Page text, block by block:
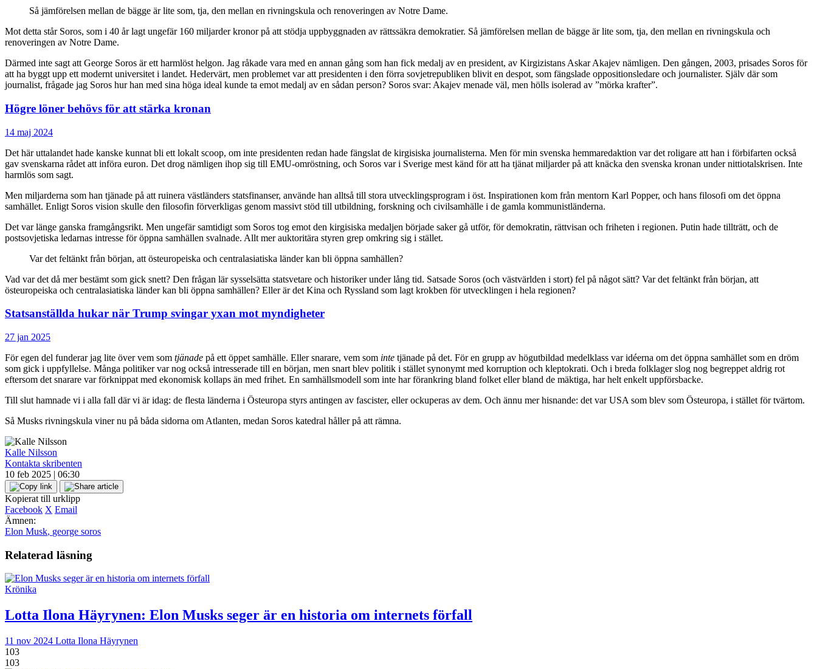
Så jämförelsen mellan de bägge är lite som, tja, den mellan en rivningskula och renoveringen av Notre Dame.
Mot detta står Soros, som i 40 år lagt ungefär 160 miljarder kronor på att stödja uppbyggnaden av rättssäkra demokratier. Så jämförelsen mellan de bägge är lite som, tja, den mellan en rivningskula och
renoveringen av Notre Dame.
Därmed inte sagt att George Soros är ett harmlöst helgon. Jag råkade vara med en annan gång som han fick medalj av en president, av Kirgizistans Askar Akajev nämligen. Den gången, 2003, prisades Soros för
att ha byggt upp ett modernt universitet i landet. Hedervärt, men problemet var att presidenten i den förra sovjetrepubliken blivit en despot, som fängslade oppositionsledare och journalister. Själv där som
journalist, frågade jag Soros hur han med sina höga ideal kunde ta emot medalj av en sådan person? Soros svar: Akajev menade väl, men hölls isolerad av ”mörka krafter”.
Högre löner behövs för att stärka kronan
14 maj 2024
Det här uttalandet hade kanske kunnat bli ett lokalt scoop, om inte presidenten redan hade fängslat de kirgisiska journalisterna. Men för min svenska hemmaredaktion var det roligare att han i förbifarten också
gav svenskarna rådet att införa euron. Det drog nämligen ihop sig till EMU-omröstning, och Soros var i Sverige mest känd för att ha tjänat miljarder på att knäcka den svenska kronan under nittiotalskrisen. Inte
harmlös som sagt.
Men miljarderna som han tjänade på att ruinera västländers statsfinanser, använde han alltså till stora utvecklingsprogram i öst. Inspirationen kom från mentorn Karl Popper, och hans filosofi om det öppna
samhället. Enligt Soros vision skulle den filosofin förverkligas genom massivt stöd till utbildning, forskning och civilsamhälle i de gamla kommunistländerna.
Det var länge ganska framgångsrikt. Men ungefär samtidigt som Soros tog emot den kirgisiska medaljen började saker gå utför, för demokratin, rättvisan och friheten i regionen. Putin hade tillträtt, och de
postsovjetiska ledarnas intresse för öppna samhällen svalnade. Allt mer auktoritära styren grep omkring sig i stället.
Var det feltänkt från början, att östeuropeiska och centralasiatiska länder kan bli öppna samhällen?
Vad var det då mer bestämt som gick snett? Den frågan lär sysselsätta statsvetare och historiker under lång tid. Satsade Soros (och västvärlden i stort) fel på något sätt? Var det feltänkt från början, att
östeuropeiska och centralasiatiska länder kan bli öppna samhällen? Eller är det Kina och Ryssland som lagt krokben för utvecklingen i hela regionen?
Statsanställda hukar när Trump svingar yxan mot myndigheter
27 jan 2025
För egen del funderar jag lite över vem som tjänade på ett öppet samhälle. Eller snarare, vem som inte tjänade på det. För en grupp av högutbildad medelklass var idéerna om det öppna samhället som en dröm
som gick i uppfyllelse. Många politiker var nog också intresserade till en början, men snart blev politik i stället synonymt med korruption och kleptokrati. Och i breda folklager slog nog begreppet aldrig rot
eftersom det snarare var förknippat med ekonomisk kollaps än med frihet. En samhällsmodell som inte har förankring bland folket eller bland de mäktiga, har helt enkelt uppförsbacke.
Till slut hamnade vi i alla fall där vi är idag: de flesta länderna i Östeuropa styrs antingen av fascister, eller ockuperas av dem. Och ännu mer hisnande: det var USA som blev som Östeuropa, i stället för tvärtom.
Så Musks rivningskula viner nu på båda sidorna om Atlanten, medan Soros katedral håller på att rämna.
Kalle Nilsson
Kontakta skribenten
10 feb 2025 | 06:30
Kopierat till urklipp
Facebook X Email
Ämnen:
Elon Musk, george soros
Relaterad läsning
Krönika
Lotta Ilona Häyrynen: Elon Musks seger är en historia om internets förfall
11 nov 2024 Lotta Ilona Häyrynen
103
103